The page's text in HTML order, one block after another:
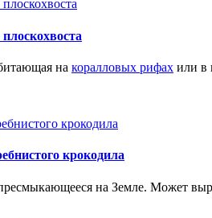
на коралловых рифах или в
крокодила
на Земле. Может